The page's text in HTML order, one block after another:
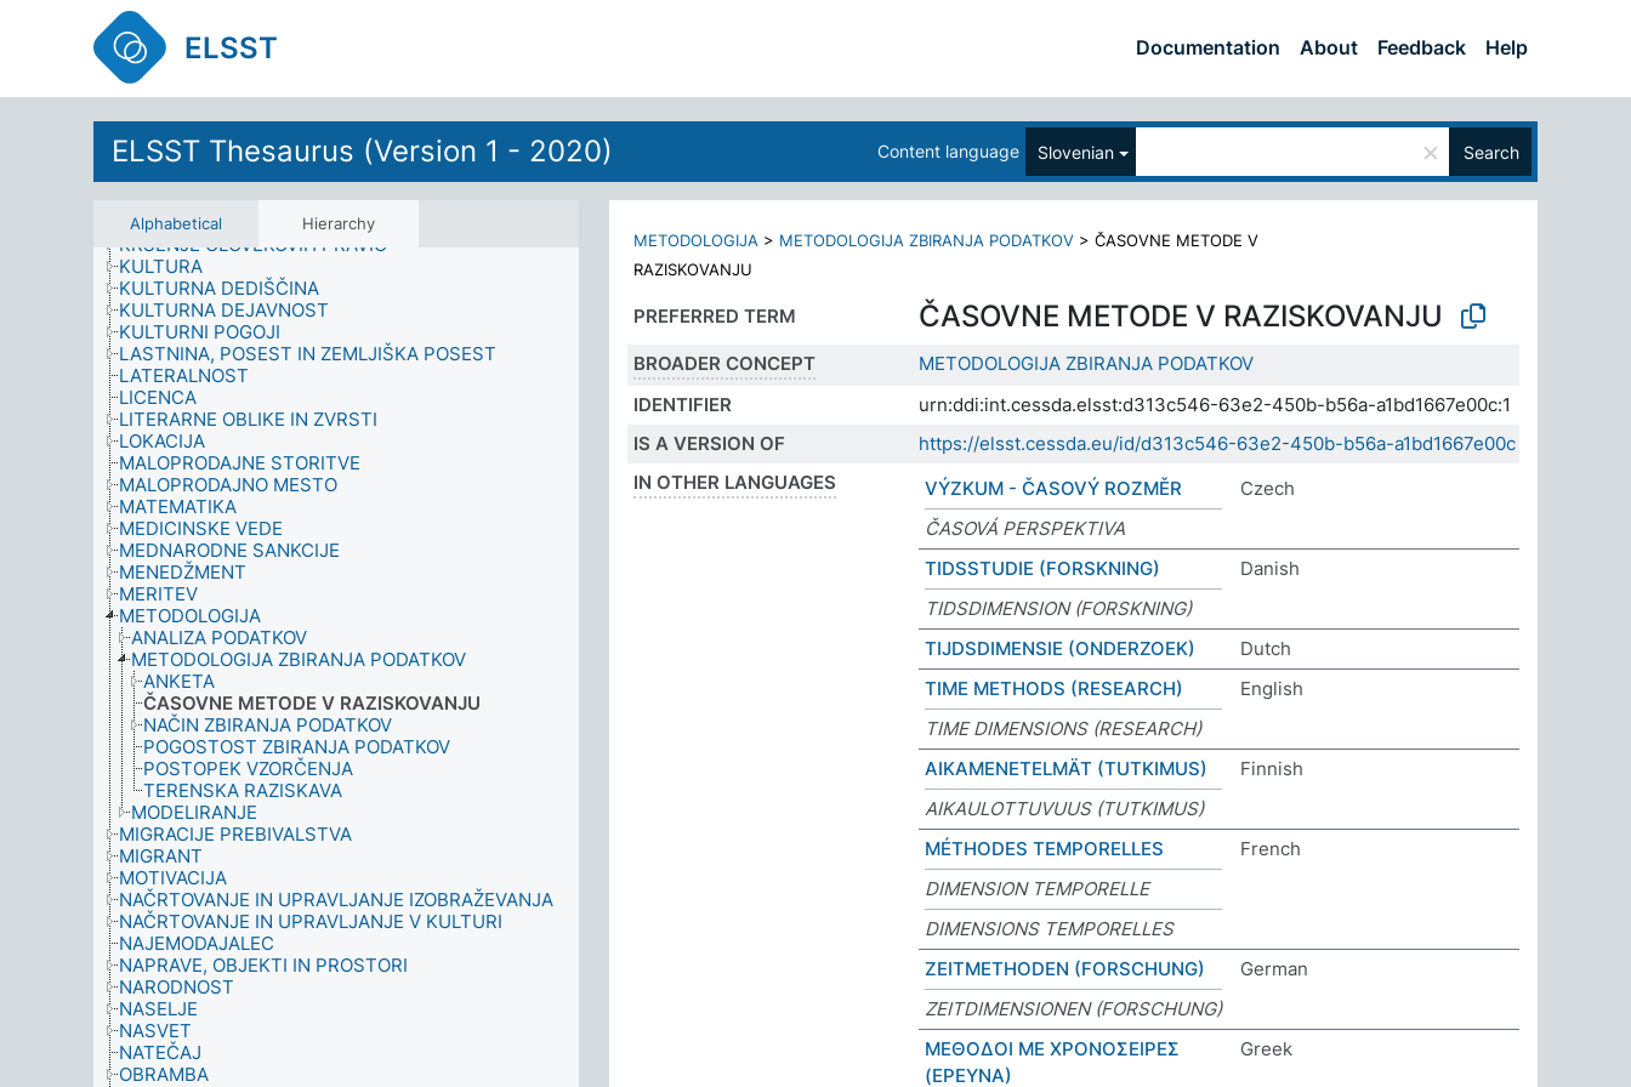
ELSST Documentation About Feedback Help
ELSST Thesaurus (Version 1 - 2020) Content language Slovenian × Search
Alphabetical Hierarchy
JEZIKOSLOVJE
KAKOVOST
KARIERA
KAZENSKA EVIDENCA
KOMUNIKACIJSKI PROCES
KONFLIKT
KONSTRUKCIJSKI ELEMENT
KRIMINAL
KRŠENJE ČLOVEKOVIH PRAVIC
KULTURA
KULTURNA DEDIŠČINA
KULTURNA DEJAVNOST
KULTURNI POGOJI
LASTNINA, POSEST IN ZEMLJIŠKA POSEST
LATERALNOST
LICENCA
LITERARNE OBLIKE IN ZVRSTI
LOKACIJA
MALOPRODAJNE STORITVE
MALOPRODAJNO MESTO
MATEMATIKA
MEDICINSKE VEDE
MEDNARODNE SANKCIJE
MENEDŽMENT
MERITEV
METODOLOGIJA
ANALIZA PODATKOV
METODOLOGIJA ZBIRANJA PODATKOV
ANKETA
ČASOVNE METODE V RAZISKOVANJU
NAČIN ZBIRANJA PODATKOV
POGOSTOST ZBIRANJA PODATKOV
POSTOPEK VZORČENJA
TERENSKA RAZISKAVA
MODELIRANJE
MIGRACIJE PREBIVALSTVA
MIGRANT
MOTIVACIJA
NAČRTOVANJE IN UPRAVLJANJE IZOBRAŽEVANJA
NAČRTOVANJE IN UPRAVLJANJE V KULTURI
NAJEMODAJALEC
NAPRAVE, OBJEKTI IN PROSTORI
NARODNOST
NASELJE
NASVET
NATEČAJ
OBRAMBA
METODOLOGIJA > METODOLOGIJA ZBIRANJA PODATKOV > ČASOVNE METODE V
RAZISKOVANJU
PREFERRED TERM ČASOVNE METODE V RAZISKOVANJU
BROADER CONCEPT
METODOLOGIJA ZBIRANJA PODATKOV
IDENTIFIER
urn:ddi:int.cessda.elsst:d313c546-63e2-450b-b56a-a1bd1667e00c:1
IS A VERSION OF
https://elsst.cessda.eu/id/d313c546-63e2-450b-b56a-a1bd1667e00c
IN OTHER LANGUAGES
VÝZKUM - ČASOVÝ ROZMĚR
Czech
ČASOVÁ PERSPEKTIVA
TIDSSTUDIE (FORSKNING)
Danish
TIDSDIMENSION (FORSKNING)
TIJDSDIMENSIE (ONDERZOEK)
Dutch
TIME METHODS (RESEARCH)
English
TIME DIMENSIONS (RESEARCH)
AIKAMENETELMÄT (TUTKIMUS)
Finnish
AIKAULOTTUVUUS (TUTKIMUS)
MÉTHODES TEMPORELLES
French
DIMENSION TEMPORELLE
DIMENSIONS TEMPORELLES
ZEITMETHODEN (FORSCHUNG)
German
ZEITDIMENSIONEN (FORSCHUNG)
ΜΕΘΟΔΟΙ ΜΕ ΧΡΟΝΟΣΕΙΡΕΣ
(ΕΡΕΥΝΑ)
Greek